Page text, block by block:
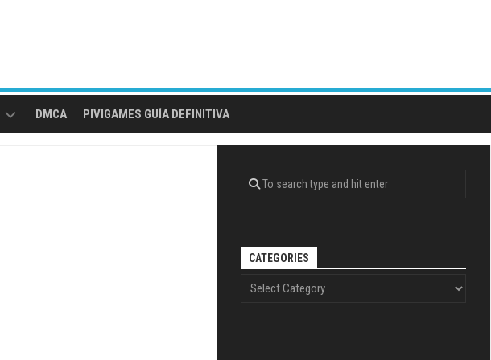
DMCA PIVIGAMES GUÍA DEFINITIVA
CATEGORIES